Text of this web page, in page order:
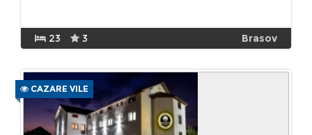
23 3 Brasov
CAZARE VILE